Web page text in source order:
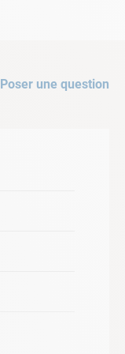
Poser une question